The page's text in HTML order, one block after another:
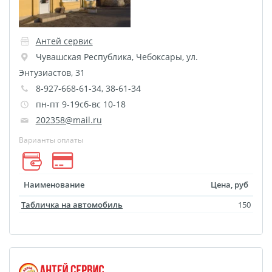
Фото на чехле телефона
Фотосъемка в студии
Сланцы
Бессмертный полк
Ритуальная керамика
Полотенце с именем
Обложка для
документов
Брелок Госномер
Кухонные
принадлежности
Календарь-плакат
Антей сервис
Чувашская Республика, Чебоксары, ул.
Энтузиастов, 31
8-927-668-61-34, 38-61-34
пн-пт 9-19сб-вс 10-18
202358@mail.ru
Варианты оплаты
Наименование
Цена, руб
Табличка на автомобиль
150